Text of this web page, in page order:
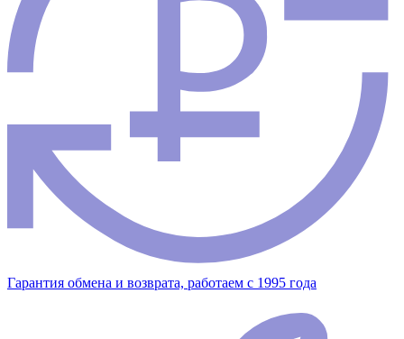
Гарантия обмена и возврата, работаем с 1995 года